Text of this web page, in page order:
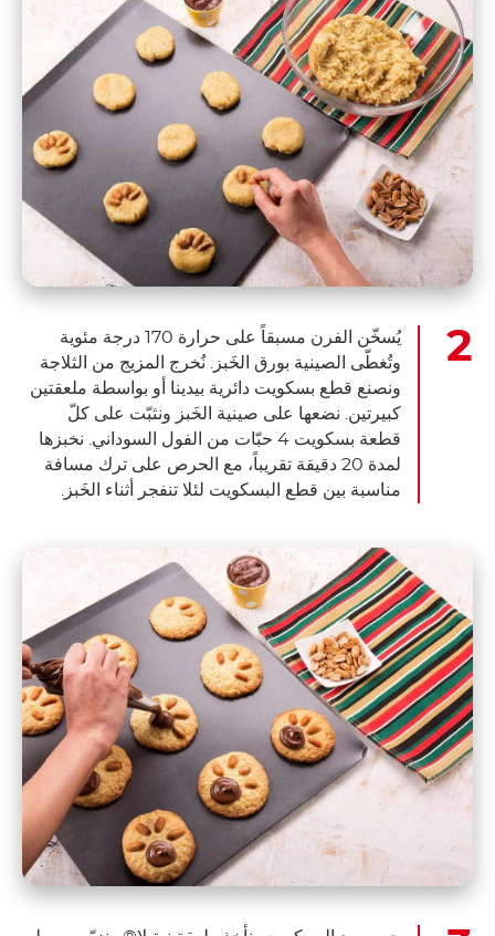
يُسخّن الفرن مسبقاً على حرارة 170 درجة مئوية
وتُغطّى الصينية بورق الخَبز. نُخرج المزيج من الثلاجة
ونصنع قطع بسكويت دائرية بيدينا أو بواسطة ملعقتين
كبيرتين. نضعها على صينية الخَبز ونثبّت على كلّ
قطعة بسكويت 4 حبّات من الفول السوداني. نخبزها
لمدة 20 دقيقة تقريباً، مع الحرص على ترك مسافة
مناسبة بين قطع البسكويت لئلا تنفجر أثناء الخَبز.